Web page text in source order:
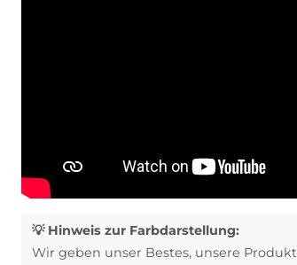
💡 Hinweis zur Farbdarstellung:
Wir geben unser Bestes, unsere